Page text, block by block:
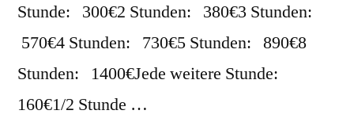
Stunde: 300€2 Stunden: 380€3 Stunden:
570€4 Stunden: 730€5 Stunden: 890€8
Stunden: 1400€Jede weitere Stunde:
160€1/2 Stunde …